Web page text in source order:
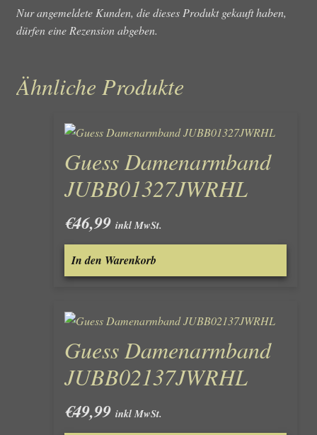
Nur angemeldete Kunden, die dieses Produkt gekauft haben,
dürfen eine Rezension abgeben.
Ähnliche Produkte
Guess Damenarmband
JUBB01327JWRHL
€46,99 inkl MwSt.
In den Warenkorb
Guess Damenarmband
JUBB02137JWRHL
€49,99 inkl MwSt.